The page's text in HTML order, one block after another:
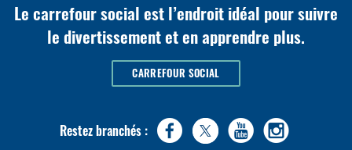
Le carrefour social est l’endroit idéal pour suivre
le divertissement et en apprendre plus.
CARREFOUR SOCIAL
Restez branchés :